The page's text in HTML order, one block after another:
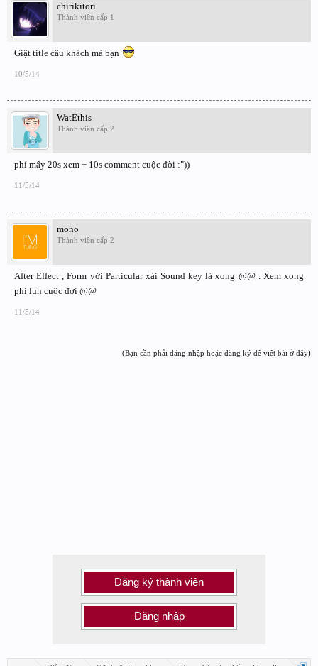
chirikitori
Thành viên cấp 1
Giật title câu khách mà bạn
10/5/14
WatEthis
Thành viên cấp 2
phí mấy 20s xem + 10s comment cuộc đời :"))
11/5/14
mono
Thành viên cấp 2
After Effect , Form với Particular xài Sound key là xong @@ . Xem xong
phí lun cuộc đời @@
11/5/14
(Bạn cần phải đăng nhập hoặc đăng ký để viết bài ở đây)
Đăng ký thành viên
Đăng nhập